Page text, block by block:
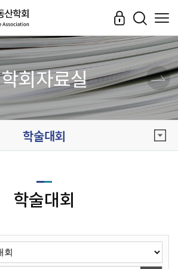
학회자료실
학술대회
학술대회